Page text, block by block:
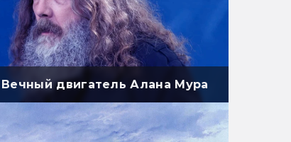
Вечный двигатель Алана Мура